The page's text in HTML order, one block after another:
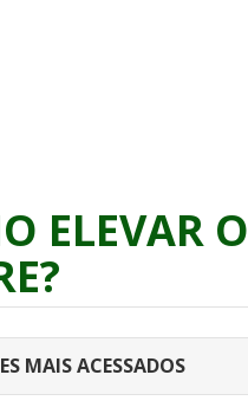
ELEVAR O
MAIS ACESSADOS